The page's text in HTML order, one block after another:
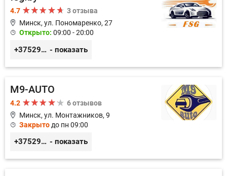
4.7
3 отзыва
Минск, ул. Пономаренко, 27
Открыто: 09:00 - 20:00
+375291882338 - показать
M9-AUTO
4.2
6 отзывов
Минск, ул. Монтажников, 9
Закрыто до пн 09:00
+375299395764 - показать